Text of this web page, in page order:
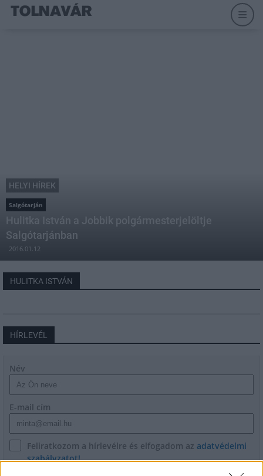
HELYI HÍREK
Salgótarján
Hulitka István a Jobbik polgármesterjelöltje
Salgótarjánban
2016.01.12
HULITKA ISTVÁN
HÍRLEVÉL
Név
E-mail cím
Feliratkozom a hírlevélre és elfogadom az adatvédelmi
szabályzatot!